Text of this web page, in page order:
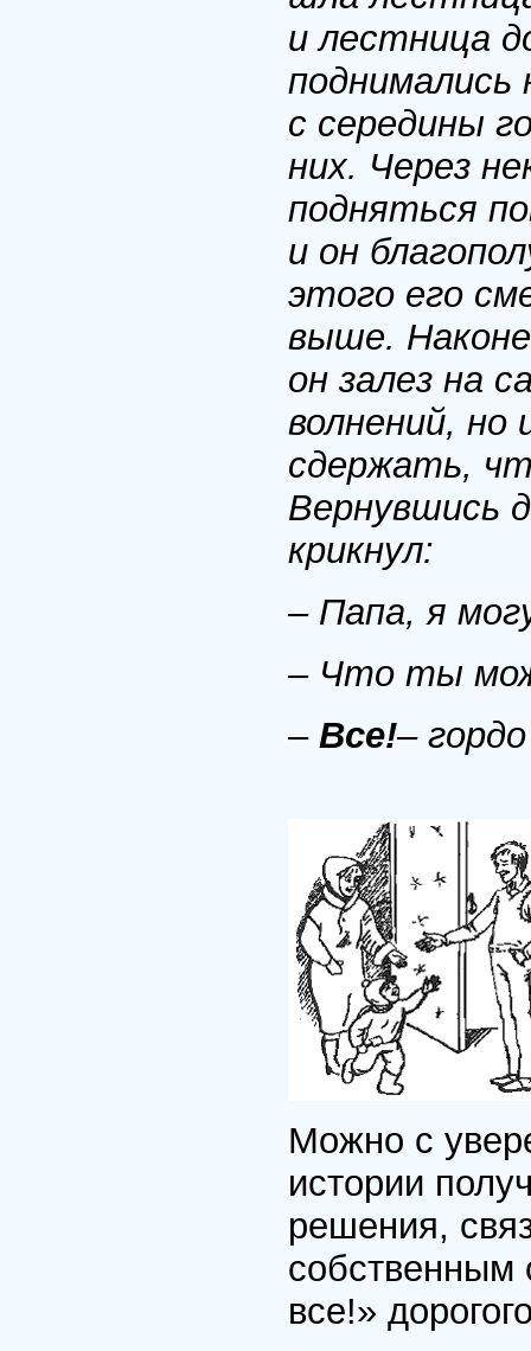
и лестница
поднимались
с середины
них. Через
подняться
и он
этого его
выше.
он залез на
волнений, но
сдержать,
Вернувшись
крикнул:
– Папа, я
– Что ты
– Все!–
Можно с
истории
решения,
собственным
все!»